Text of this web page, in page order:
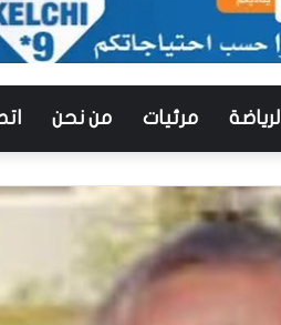
الرياضة مرئيات من نحن